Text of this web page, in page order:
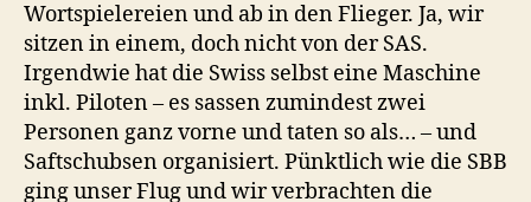
Wortspielereien und ab in den Flieger. Ja, wir
sitzen in einem, doch nicht von der SAS.
Irgendwie hat die Swiss selbst eine Maschine
inkl. Piloten – es sassen zumindest zwei
Personen ganz vorne und taten so als… – und
Saftschubsen organisiert. Pünktlich wie die SBB
ging unser Flug und wir verbrachten die